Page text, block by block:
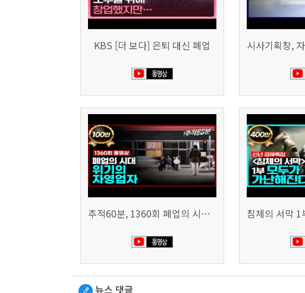
KBS [더 보다] 은퇴 대신 폐업
추적60분, 1360회 폐업의 시대, 위기의 자영업자
뉴스 댓글